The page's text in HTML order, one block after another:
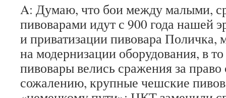
A: Думаю, что бои между малыми,
пивоварами идут с 900 года нашей
и приватизации пивовара Поличка,
на модернизации оборудования, в
пивовары велись сражения за
сожалению, крупные чешские